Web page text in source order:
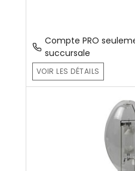
Compte PRO
succursale
VOIR LES DÉTAILS